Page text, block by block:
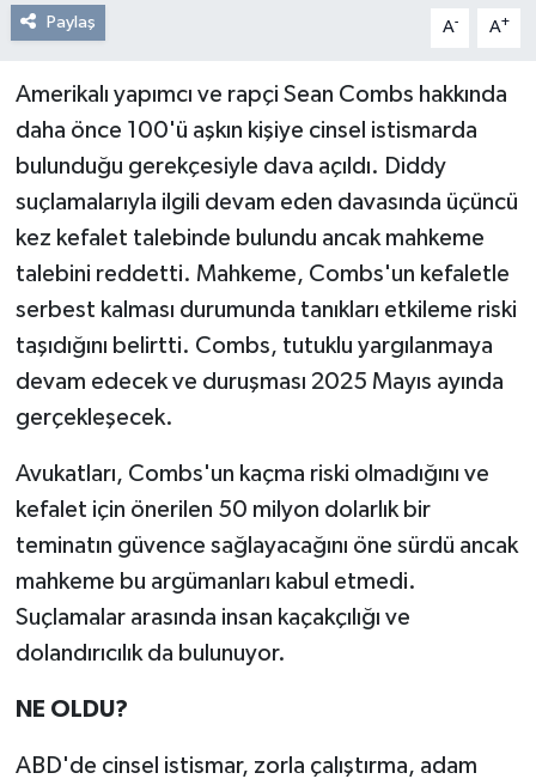
Paylaş A- A+
Amerikalı yapımcı ve rapçi Sean Combs hakkında
daha önce 100'ü aşkın kişiye cinsel istismarda
bulunduğu gerekçesiyle dava açıldı. Diddy
suçlamalarıyla ilgili devam eden davasında üçüncü
kez kefalet talebinde bulundu ancak mahkeme
talebini reddetti. Mahkeme, Combs'un kefaletle
serbest kalması durumunda tanıkları etkileme riski
taşıdığını belirtti. Combs, tutuklu yargılanmaya
devam edecek ve duruşması 2025 Mayıs ayında
gerçekleşecek.
Avukatları, Combs'un kaçma riski olmadığını ve
kefalet için önerilen 50 milyon dolarlık bir
teminatın güvence sağlayacağını öne sürdü ancak
mahkeme bu argümanları kabul etmedi.
Suçlamalar arasında insan kaçakçılığı ve
dolandırıcılık da bulunuyor.
NE OLDU?
ABD'de cinsel istismar, zorla çalıştırma, adam